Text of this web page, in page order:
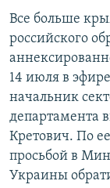
поискуИНФОГРАФИКА
ТЕЛЕПРОЕКТ
СОВЕТЫ
ПРОПАВШИЕ БЕЗ
ПОБЕДИТЕЛЕЙ
КАК ОБОЙТИ
Українською
ПРИСОЕДИНЯЙТЕСЬ!
Все больше
российского
14 июля в эфире
начальник
департамента
Кретович. По
просьбой в
Украины